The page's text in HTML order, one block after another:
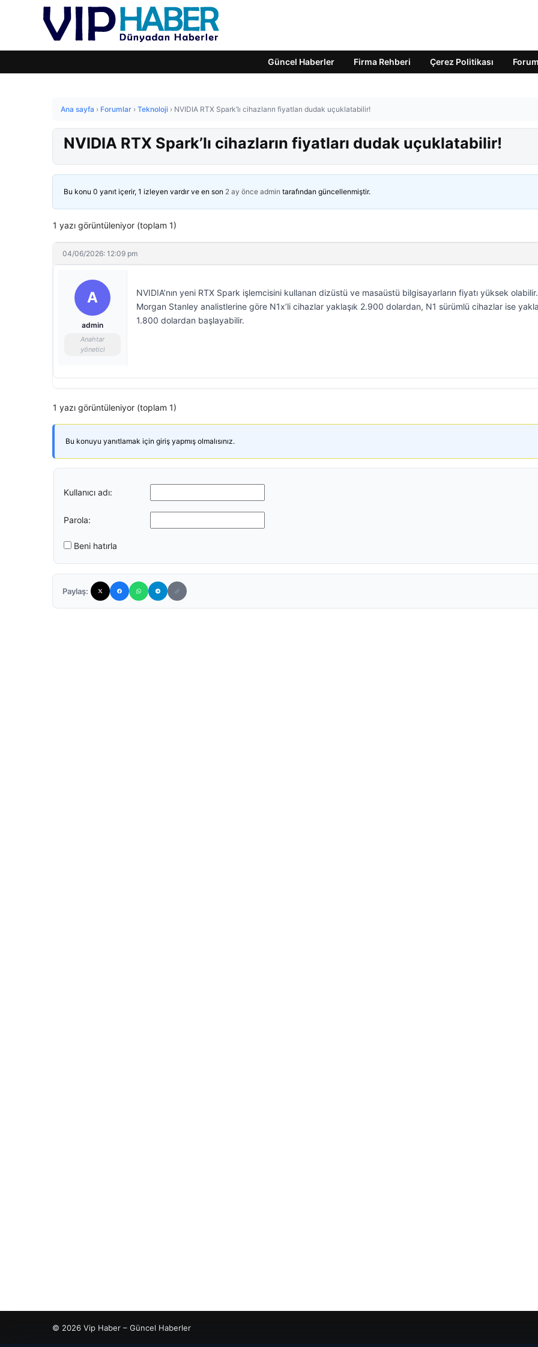
Güncel Haberler Firma Rehberi Çerez Politikası Forum
Ana sayfa › Forumlar › Teknoloji › NVIDIA RTX Spark’lı cihazların fiyatları dudak uçuklatabilir!
NVIDIA RTX Spark’lı cihazların fiyatları dudak uçuklatabilir!
Bu konu 0 yanıt içerir, 1 izleyen vardır ve en son 2 ay önce admin tarafından güncellenmiştir.
1 yazı görüntüleniyor (toplam 1)
04/06/2026: 12:09 pm
A
admin
Anahtar
yönetici
NVIDIA’nın yeni RTX Spark işlemcisini kullanan dizüstü ve masaüstü bilgisayarların fiyatı yüksek olabilir.
Morgan Stanley analistlerine göre N1x’li cihazlar yaklaşık 2.900 dolardan, N1 sürümlü cihazlar ise
1.800 dolardan başlayabilir.
1 yazı görüntüleniyor (toplam 1)
Bu konuyu yanıtlamak için giriş yapmış olmalısınız.
Kullanıcı adı:
Parola:
Beni hatırla
Paylaş:
© 2026 Vip Haber – Güncel Haberler